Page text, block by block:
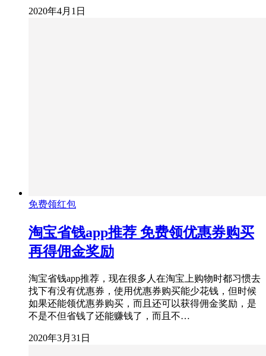
2020年4月1日
免费领红包
淘宝省钱app推荐 免费领优惠券购买
再得佣金奖励
淘宝省钱app推荐，现在很多人在淘宝上购物时都习惯去
找下有没有优惠券，使用优惠券购买能少花钱，但时候
如果还能领优惠券购买，而且还可以获得佣金奖励，是
不是不但省钱了还能赚钱了，而且不…
2020年3月31日